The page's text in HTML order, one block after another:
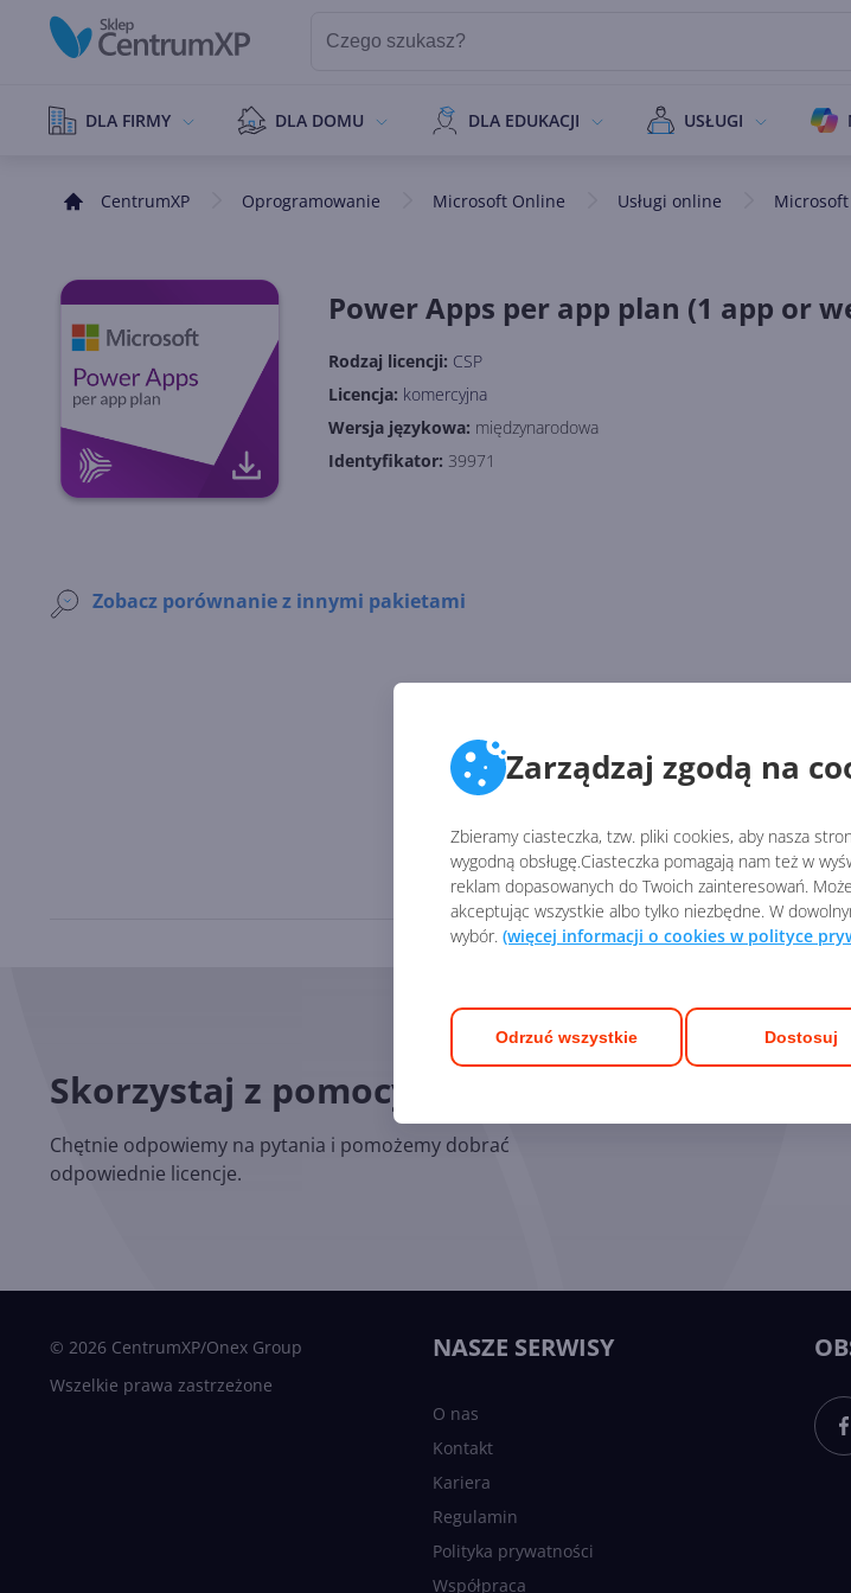
Zarządzaj zgodą na
Zbieramy ciasteczka, tzw. pliki cookies, aby nasza
wygodną obsługę.Ciasteczka pomagają nam też w
reklam dopasowanych do Twoich zainteresowań.
akceptując wszystkie albo tylko niezbędne. W
wybór. (więcej informacji o cookies w polityce
Odrzuć wszystkie Dostosuj
DLA FIRMY DLA DOMU DLA EDUKACJI USŁUGI
CentrumXP Oprogramowanie Microsoft Online Usługi online
Power Apps per app plan (1 app or
Rodzaj licencji: CSP
Licencja: komercyjna
Wersja językowa: międzynarodowa
Identyfikator: 39971
Zobacz porównanie z innymi pakietami
Skorzystaj z pomocy naszych Ekspertów
Chętnie odpowiemy na pytania i pomożemy dobrać
odpowiednie licencje.
© 2026 CentrumXP/Onex Group
Wszelkie prawa zastrzeżone
NASZE SERWISY
O nas
Kontakt
Kariera
Regulamin
Polityka prywatności
Współpraca